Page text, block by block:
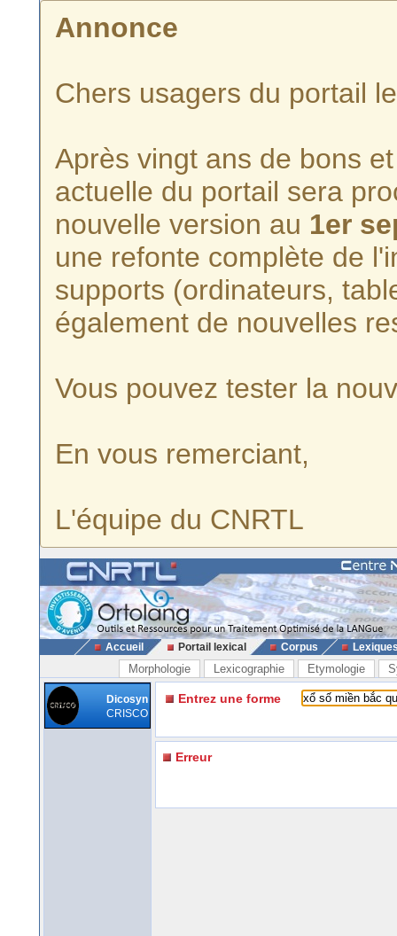
Annonce
Chers usagers du portail
Après vingt ans de bons
actuelle du portail sera
nouvelle version au 1er
une refonte complète de
supports (ordinateurs,
également de nouvelles
Vous pouvez tester la
En vous remerciant,
L'équipe du CNRTL
Accueil Portail lexical Corpus
Morphologie Lexicographie Etymologie
Dicosyn
CRISCO
Entrez une forme
Erreur